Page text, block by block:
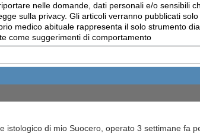
nelle domande, dati personali e/o sensibili
sulla privacy. Gli articoli verranno pubblicati
medico abituale rappresenta il solo strumento
come suggerimenti di comportamento
istologico di mio Suocero, operato 3 settimane fa